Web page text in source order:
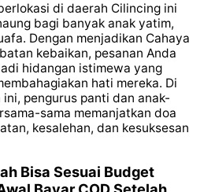
di daerah Cilincing ini
bagi banyak anak yatim,
Dengan menjadikan Cahaya
kebaikan, pesanan Anda
hidangan istimewa yang
hati mereka. Di
pengurus panti dan anak-
sama memanjatkan doa
kesalehan, dan kesuksesan
Bisa Sesuai Budget
Bayar COD Setelah